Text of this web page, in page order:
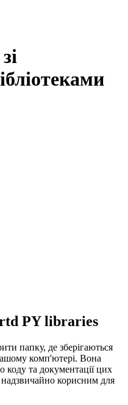
PY libraries
папку, де зберігаються
комп'ютері. Вона
коду та документації цих
корисним для